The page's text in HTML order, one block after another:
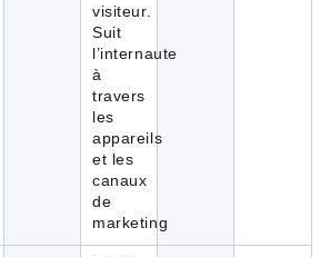
visiteur.
Suit
l’internaute
à
travers
les
appareils
et les
canaux
de
marketing